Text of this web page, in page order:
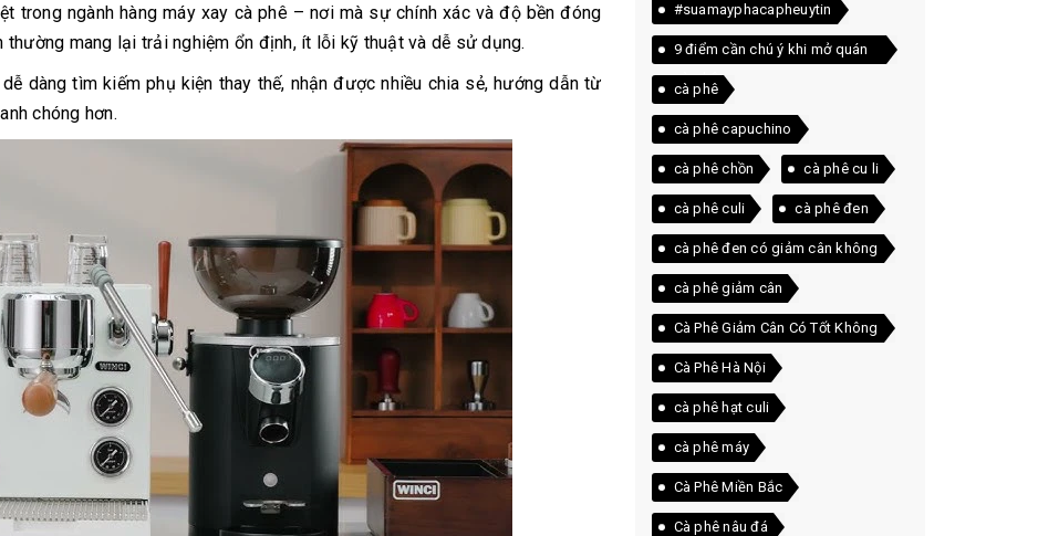
trong ngành hàng máy xay cà phê – nơi mà sự chính xác và độ bền đóng
mang lại trải nghiệm ổn định, ít lỗi kỹ thuật và dễ sử dụng.
dàng tìm kiếm phụ kiện thay thế, nhận được nhiều chia sẻ, hướng dẫn từ
chóng hơn.
#suamayphacapheuytin
9 điểm cần chú ý khi mở quán
cà phê
cà phê
cà phê capuchino
cà phê chồn cà phê cu li
cà phê culi cà phê đen
cà phê đen có giảm cân không
cà phê giảm cân
Cà Phê Giảm Cân Có Tốt Không
Cà Phê Hà Nội
cà phê hạt culi
cà phê máy
Cà Phê Miền Bắc
Cà phê nâu đá